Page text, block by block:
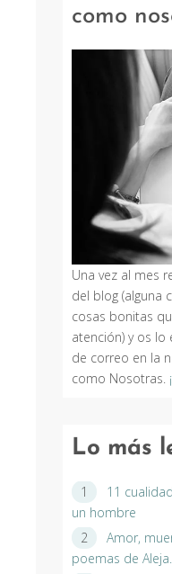
como
Una vez al mes
del blog (alguna
cosas bonitas
atención) y os lo
de correo en la
como Nosotras.
Lo más
11
un hombre
Amor,
poemas de